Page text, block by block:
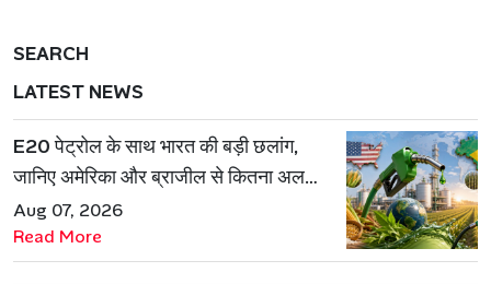
SEARCH
LATEST NEWS
E20 पेट्रोल के साथ भारत की बड़ी छलांग,
जानिए अमेरिका और ब्राजील से कितना अलग
है एथेनॉल मॉडल
Aug 07, 2026
Read More